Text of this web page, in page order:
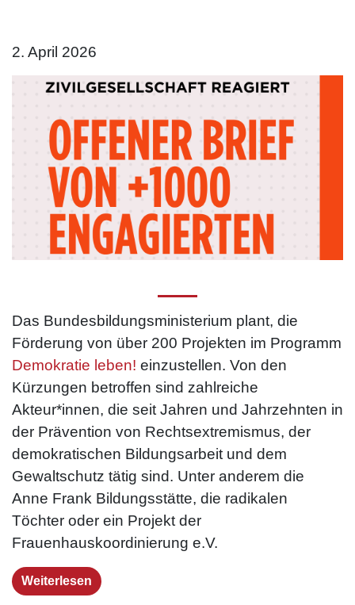
2. April 2026
Das Bundesbildungsministerium plant, die
Förderung von über 200 Projekten im Programm
Demokratie leben! einzustellen. Von den
Kürzungen betroffen sind zahlreiche
Akteur*innen, die seit Jahren und Jahrzehnten in
der Prävention von Rechtsextremismus, der
demokratischen Bildungsarbeit und dem
Gewaltschutz tätig sind. Unter anderem die
Anne Frank Bildungsstätte, die radikalen
Töchter oder ein Projekt der
Frauenhauskoordinierung e.V.
Weiterlesen